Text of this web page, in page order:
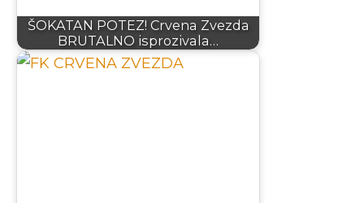
ŠOKATAN POTEZ! Crvena Zvezda
BRUTALNO isprozivala…